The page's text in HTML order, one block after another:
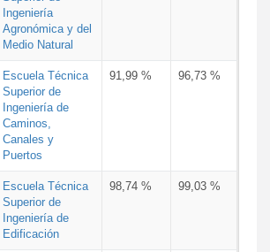
Ingeniería
Agronómica y del
Medio Natural
Escuela Técnica
Superior de
Ingeniería de
Caminos,
Canales y
Puertos
91,99 % 96,73 %
Escuela Técnica
Superior de
Ingeniería de
Edificación
98,74 % 99,03 %